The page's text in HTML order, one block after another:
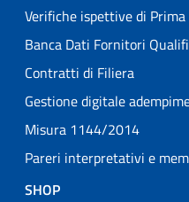
Verifiche ispettive di Prima
Banca Dati Fornitori
Contratti di Filiera
Gestione digitale
Misura 1144/2014
Pareri interpretativi e
SHOP